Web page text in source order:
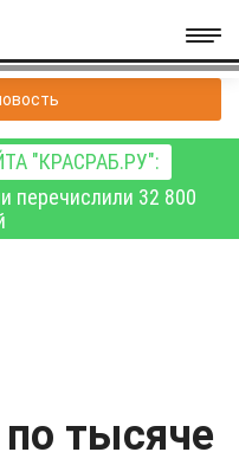
"КРАСРАБ.РУ":
перечислили 32 800
тысяче